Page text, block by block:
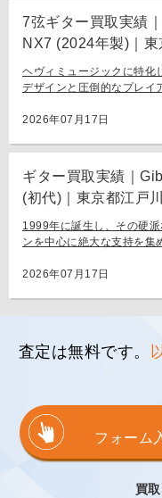
7弦ギター買取実績
NX7 (2024年製)｜
ヘヴィミュージックに特化
デザインと圧倒的なプレ
タリスト […]
2026年07月17日
ギター買取実績｜
(初代)｜東京都江戸
1999年に誕生し、その硬
ンを中心に絶大な支持を集
[…]
2026年07月17日
査定は無料です。
フォーム
買